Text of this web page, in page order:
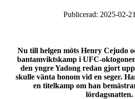
Publicerad: 2025-02-
Nu till helgen möts Henry Cejudo
bantamviktskamp i UFC-
den yngre Yadong redan gjort
skulle vänta honom vid en seger.
en titelkamp om han
lördagsnatten.